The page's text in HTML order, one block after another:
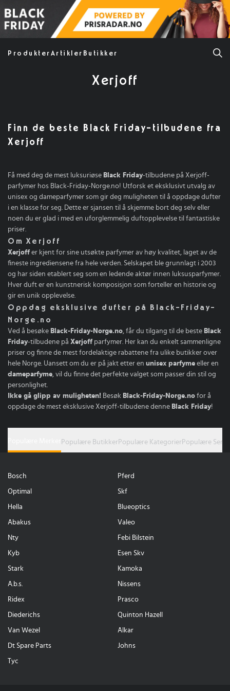
Produkter Artikler Butikker
Xerjoff
Finn de beste Black Friday-tilbudene fra
Xerjoff
Få med deg de mest luksuriøse Black Friday-tilbudene på Xerjoff-
parfymer hos Black-Friday-Norge.no! Utforsk et eksklusivt utvalg av
unisex og dameparfymer som gir deg muligheten til å oppdage dufter
i en klasse for seg. Dette er sjansen til å skjemme bort deg selv eller
noen du er glad i med en uforglemmelig duftopplevelse til fantastiske
priser.
Om Xerjoff
Xerjoff er kjent for sine utsøkte parfymer av høy kvalitet, laget av de
fineste ingrediensene fra hele verden. Selskapet ble grunnlagt i 2003
og har siden etablert seg som en ledende aktør innen luksusparfymer.
Hver duft er en kunstnerisk komposisjon som forteller en historie og
gir en unik opplevelse.
Oppdag eksklusive dufter på Black-Friday-
Norge.no
Ved å besøke Black-Friday-Norge.no , får du tilgang til de beste Black
Friday-tilbudene på Xerjoff parfymer. Her kan du enkelt sammenligne
priser og finne de mest fordelaktige rabattene fra ulike butikker over
hele Norge. Uansett om du er på jakt etter en unisex parfyme eller en
dameparfyme , vil du finne det perfekte valget som passer din stil og
personlighet.
Ikke gå glipp av muligheten! Besøk Black-Friday-Norge.no for å
oppdage de mest eksklusive Xerjoff-tilbudene denne Black Friday!
Populære Butikker Populære Kategorier Populære Serie
Bosch Pferd
Optimal Skf
Hella Blueoptics
Abakus Valeo
Nty Febi Bilstein
Kyb Esen Skv
Stark Kamoka
A.b.s. Nissens
Ridex Prasco
Diederichs Quinton Hazell
Van Wezel Alkar
Dt Spare Parts Johns
Tyc